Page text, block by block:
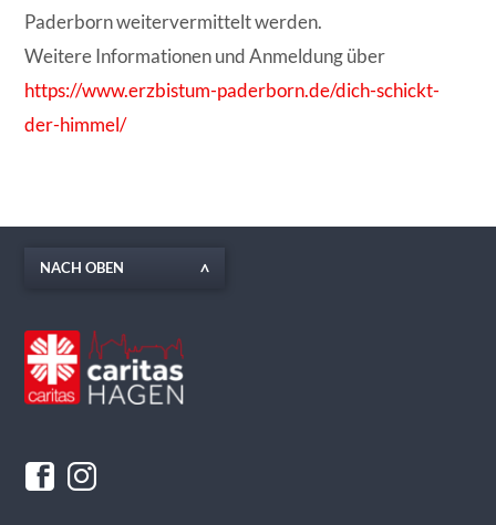
Paderborn weitervermittelt werden.
Weitere Informationen und Anmeldung über
https://www.erzbistum-paderborn.de/dich-schickt-
der-himmel/
NACH OBEN